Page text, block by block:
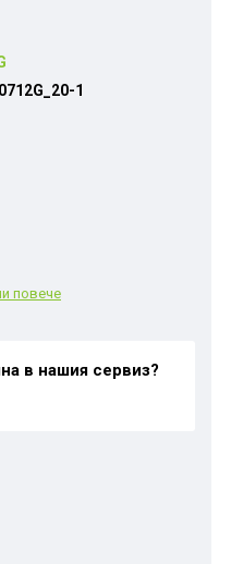
1
повече
в нашия сервиз?